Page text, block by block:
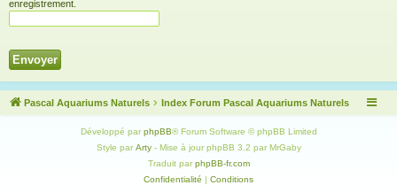
enregistrement.
Pascal Aquariums Naturels Index Forum Pascal Aquariums Naturels
Développé parphpBB® Forum Software © phpBB Limited
Style parArty- Mise à jour phpBB 3.2 par MrGaby
Traduit par phpBB-fr.com
Confidentialité
Conditions